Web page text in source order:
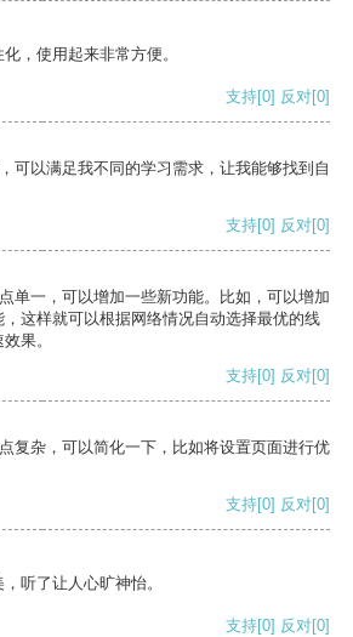
，使用起来非常方便。
支持[0] 反对[0]
可以满足我不同的学习需求，让我能够找到自
支持[0] 反对[0]
单一，可以增加一些新功能。比如，可以增加
这样就可以根据网络情况自动选择最优的线
果。
支持[0] 反对[0]
复杂，可以简化一下，比如将设置页面进行优
支持[0] 反对[0]
听了让人心旷神怡。
支持[0] 反对[0]